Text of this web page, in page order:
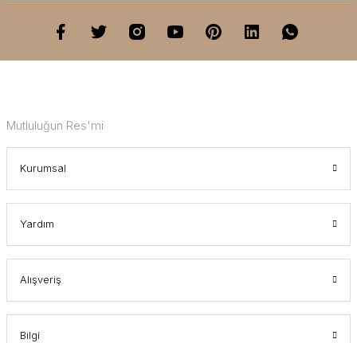
Mutluluğun Res'mi
Kurumsal
Yardım
Alışveriş
Bilgi